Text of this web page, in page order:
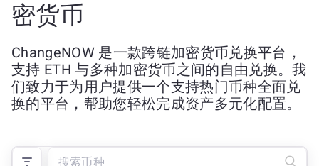
密货币
ChangeNOW 是一款跨链加密货币兑换平台，
支持 ETH 与多种加密货币之间的自由兑换。我
们致力于为用户提供一个支持热门币种全面兑
换的平台，帮助您轻松完成资产多元化配置。